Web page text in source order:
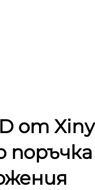
от